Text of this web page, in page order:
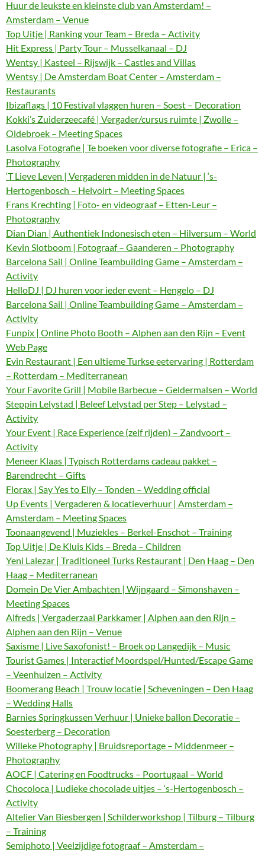
Huur de leukste en kleinste club van Amsterdam! –
Amsterdam – Venue
Top Uitje | Ranking your Team – Breda – Activity
Hit Express | Party Tour – Musselkanaal – DJ
Wentsy | Kasteel – Rijswijk – Castles and Villas
Wentsy | De Amsterdam Boat Center – Amsterdam –
Restaurants
Ibizaflags | 10 Festival vlaggen huren – Soest – Decoration
Kokki’s Zuiderzeecafé | Vergader/cursus ruimte | Zwolle –
Oldebroek – Meeting Spaces
Lasolva Fotografie | Te boeken voor diverse fotografie – Erica –
Photography
‘T Lieve Leven | Vergaderen midden in de Natuur | ‘s-
Hertogenbosch – Helvoirt – Meeting Spaces
Frans Krechting | Foto- en videograaf – Etten-Leur –
Photography
Dian Dian | Authentiek Indonesisch eten – Hilversum – World
Kevin Slotboom | Fotograaf – Gaanderen – Photography
Barcelona Sail | Online Teambuilding Game – Amsterdam –
Activity
HelloDJ | DJ huren voor ieder event – Hengelo – DJ
Barcelona Sail | Online Teambuilding Game – Amsterdam –
Activity
Funpix | Online Photo Booth – Alphen aan den Rijn – Event
Web Page
Evin Restaurant | Een ultieme Turkse eetervaring | Rotterdam
– Rotterdam – Mediterranean
Your Favorite Grill | Mobile Barbecue – Geldermalsen – World
Steppin Lelystad | Beleef Lelystad per Step – Lelystad –
Activity
Your Event | Race Experience (zelf rijden) – Zandvoort –
Activity
Meneer Klaas | Typisch Rotterdams cadeau pakket –
Barendrecht – Gifts
Florax | Say Yes to Elly – Tonden – Wedding official
Up Events | Vergaderen & locatieverhuur | Amsterdam –
Amsterdam – Meeting Spaces
Toonaangevend | Muziekles – Berkel-Enschot – Training
Top Uitje | De Kluis Kids – Breda – Children
Yeni Lalezar | Traditioneel Turks Restaurant | Den Haag – Den
Haag – Mediterranean
Domein De Vier Ambachten | Wijngaard – Simonshaven –
Meeting Spaces
Alfreds | Vergaderzaal Parkkamer | Alphen aan den Rijn –
Alphen aan den Rijn – Venue
Saxisme | Live Saxofonist! – Broek op Langedijk – Music
Tourist Games | Interactief Moordspel/Hunted/Escape Game
– Veenhuizen – Activity
Boomerang Beach | Trouw locatie | Scheveningen – Den Haag
– Wedding Halls
Barnies Springkussen Verhuur | Unieke ballon Decoratie –
Soesterberg – Decoration
Willeke Photography | Bruidsreportage – Middenmeer –
Photography
AOCF | Catering en Foodtrucks – Poortugaal – World
Chocoloca | Ludieke chocolade uitjes – ‘s-Hertogenbosch –
Activity
Altelier Van Biesbergen | Schilderworkshop | Tilburg – Tilburg
– Training
Semiphoto | Veelzijdige fotograaf – Amsterdam –